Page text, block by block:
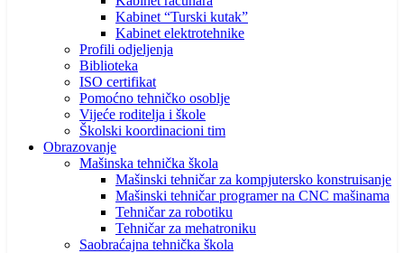
Kabinet “Turski kutak”
Kabinet elektrotehnike
Profili odjeljenja
Biblioteka
ISO certifikat
Pomoćno tehničko osoblje
Vijeće roditelja i škole
Školski koordinacioni tim
Obrazovanje
Mašinska tehnička škola
Mašinski tehničar za kompjutersko konstruisanje
Mašinski tehničar programer na CNC mašinama
Tehničar za robotiku
Tehničar za mehatroniku
Saobraćajna tehnička škola